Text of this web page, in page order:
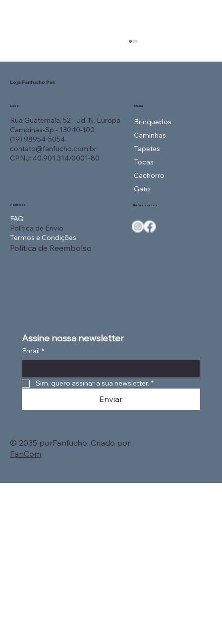
Como Escolher a Caminha Perfeita
para o Seu Pet? Tamanho, Material e
Loja Fanfucho Pet
Local
Rua Guatemala, 52 - Jd. N. Europa
Campinas-Sp - 13040-100
(19) 98954-5054
contato@fanfucho.com.br
CPNJ: 40.901.314/0001-80
Menu
Brinquedos
Caminhas
Tapetes
Tocas
Cachorro
Gato
Políticas
FAQ
Política de Envio
Termos e Condições
Política de Reembolso
Redes sociais
Assine nossa newsletter
Email *
Sim, quero assinar a sua newsletter. *
Enviar
© 2035 porFanfucho. Criado por
FanCom.